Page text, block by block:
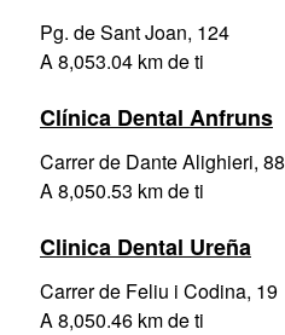
Pg. de Sant Joan, 124
A 8,053.04 km de ti
Clínica Dental Anfruns
Carrer de Dante Alighieri, 88
A 8,050.53 km de ti
Clinica Dental Ureña
Carrer de Feliu i Codina, 19
A 8,050.46 km de ti